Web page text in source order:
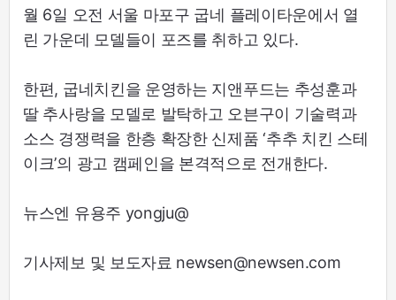
월 6일 오전 서울 마포구 굽네 플레이타운에서 열
린 가운데 모델들이 포즈를 취하고 있다.
한편, 굽네치킨을 운영하는 지앤푸드는 추성훈과
딸 추사랑을 모델로 발탁하고 오븐구이 기술력과
소스 경쟁력을 한층 확장한 신제품 ‘추추 치킨 스테
이크’의 광고 캠페인을 본격적으로 전개한다.
뉴스엔 유용주 yongju@
기사제보 및 보도자료 newsen@newsen.com